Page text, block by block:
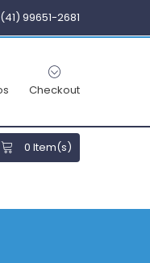
(41) 99651-2681
Checkout
0 Item(s)